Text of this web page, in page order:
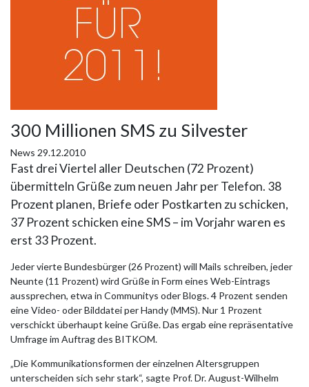
300 Millionen SMS zu Silvester
News 29.12.2010
Fast drei Viertel aller Deutschen (72 Prozent)
übermitteln Grüße zum neuen Jahr per Telefon. 38
Prozent planen, Briefe oder Postkarten zu schicken,
37 Prozent schicken eine SMS – im Vorjahr waren es
erst 33 Prozent.
Jeder vierte Bundesbürger (26 Prozent) will Mails schreiben, jeder
Neunte (11 Prozent) wird Grüße in Form eines Web-Eintrags
aussprechen, etwa in Communitys oder Blogs. 4 Prozent senden
eine Video- oder Bilddatei per Handy (MMS). Nur 1 Prozent
verschickt überhaupt keine Grüße. Das ergab eine repräsentative
Umfrage im Auftrag des BITKOM.
„Die Kommunikationsformen der einzelnen Altersgruppen
unterscheiden sich sehr stark“, sagte Prof. Dr. August-Wilhelm